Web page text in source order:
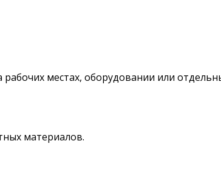
местах, оборудовании или
материалов.